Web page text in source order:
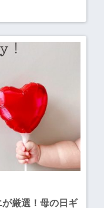
が厳選！母の日ギ